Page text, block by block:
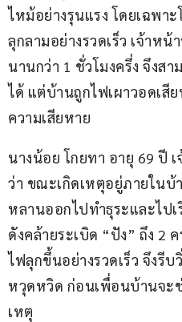
ไหม้อย่างรุนแรง โดยเฉพาะ
ลุกลามอย่างรวดเร็ว เจ้าห
นานกว่า 1 ชั่วโมงครึ่ง จึงส
ได้ แต่บ้านถูกไฟเผาวอดเสี
ความเสียหาย
นางน้อย โกยทา อายุ 69 ปี
ว่า ขณะเกิดเหตุอยู่ภายในบ้
หลานออกไปทำธุระและไป
ดังคล้ายระเบิด “ปัง” ถึง 2
ไฟลุกขึ้นอย่างรวดเร็ว จึงรี
หวุดหวิด ก่อนเพื่อนบ้านจะ
เหตุ